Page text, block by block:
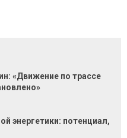
«Движение по трассе
энергетики: потенциал,